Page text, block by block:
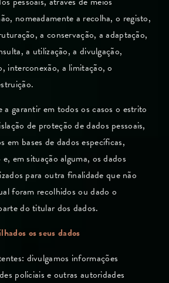
nomeadamente a recolha, o registo,
a conservação, a adaptação,
a utilização, a divulgação,
interconexão, a limitação, o
garantir em todos os casos o estrito
de proteção de dados pessoais,
em bases de dados específicas,
em situação alguma, os dados
para outra finalidade que não
foram recolhidos ou dado o
do titular dos dados.
os seus dados
divulgamos informações
policiais e outras autoridades